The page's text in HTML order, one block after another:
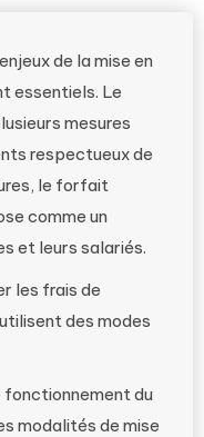
de la mise en
essentiels. Le
mesures
respectueux de
le forfait
comme un
et leurs salariés.
les frais de
des modes
du
modalités de mise